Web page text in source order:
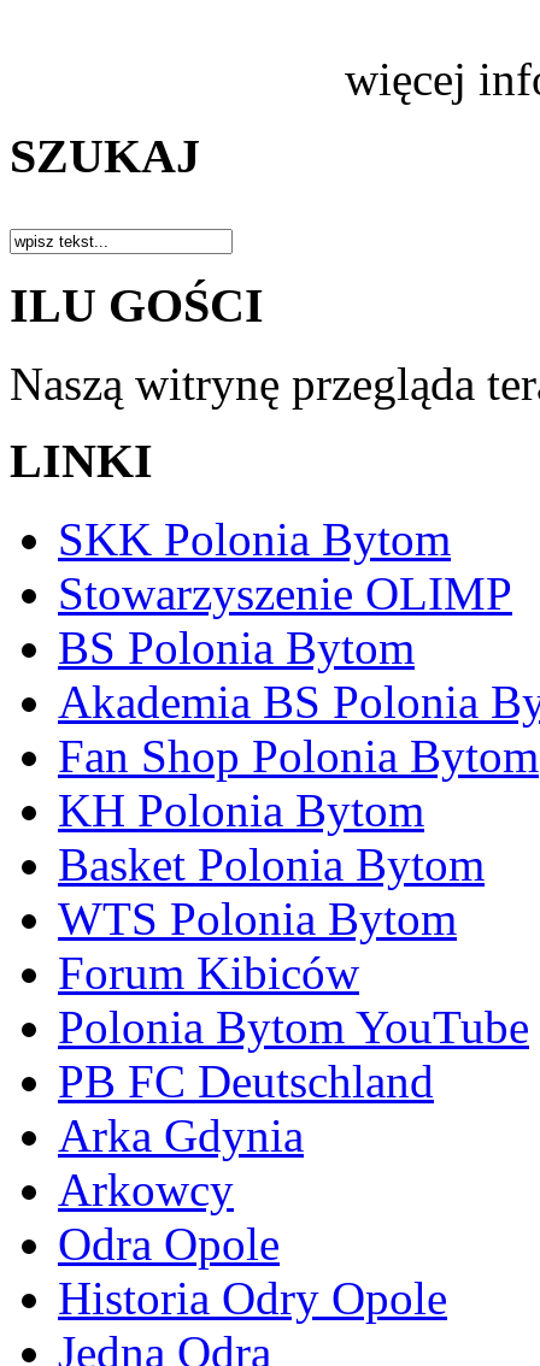
więcej
SZUKAJ
ILU GOŚCI
Naszą witrynę przegląda
LINKI
SKK Polonia Bytom
Stowarzyszenie OLIMP
BS Polonia Bytom
Akademia BS Polonia
Fan Shop Polonia Bytom
KH Polonia Bytom
Basket Polonia Bytom
WTS Polonia Bytom
Forum Kibiców
Polonia Bytom YouTube
PB FC Deutschland
Arka Gdynia
Arkowcy
Odra Opole
Historia Odry Opole
Jedna Odra